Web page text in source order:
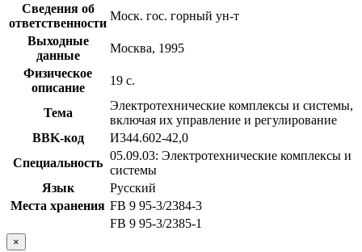
Сведения об
ответственности
Моск. гос. горный ун-т
Выходные
данные
Москва, 1995
Физическое
описание
19 с.
Тема
Электротехнические комплексы и системы,
включая их управление и регулирование
BBK-код
И344.602-42,0
Специальность
05.09.03: Электротехнические комплексы и
системы
Язык
Русский
Места хранения FB 9 95-3/2384-3
FB 9 95-3/2385-1
×